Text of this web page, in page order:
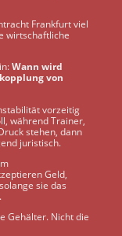
Frankfurt viel
wirtschaftliche
Wann wird
von
vorzeitig
während Trainer,
stehen, dann
juristisch.
Geld,
sie das
Gehälter. Nicht die